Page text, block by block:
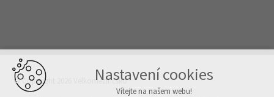
© Copyright 2026 VelkomeziříčskoNastavení cookies
Vítejte na našem webu!